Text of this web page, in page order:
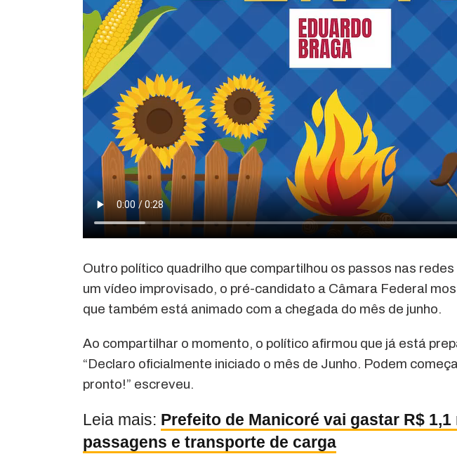
Outro político quadrilho que compartilhou os passos nas
um vídeo improvisado, o pré-candidato a Câmara Federal
que também está animado com a chegada do mês de junho.
Ao compartilhar o momento, o político afirmou que já está
“Declaro oficialmente iniciado o mês de Junho. Podem
pronto!” escreveu.
Leia mais: Prefeito de Manicoré vai gastar R$ 1,1
passagens e transporte de carga